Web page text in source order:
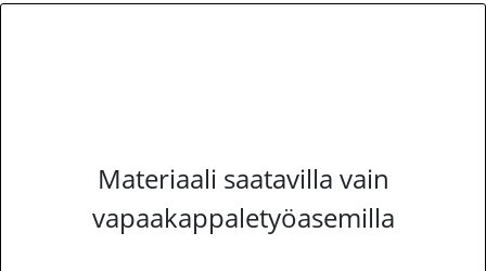
Materiaali saatavilla vain
vapaakappaletyöasemilla